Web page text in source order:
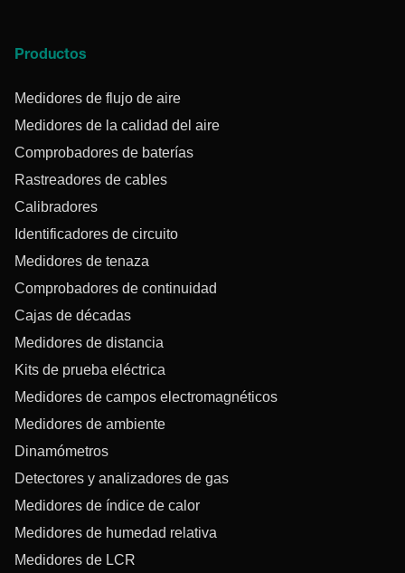
Productos
Medidores de flujo de aire
Medidores de la calidad del aire
Comprobadores de baterías
Rastreadores de cables
Calibradores
Identificadores de circuito
Medidores de tenaza
Comprobadores de continuidad
Cajas de décadas
Medidores de distancia
Kits de prueba eléctrica
Medidores de campos electromagnéticos
Medidores de ambiente
Dinamómetros
Detectores y analizadores de gas
Medidores de índice de calor
Medidores de humedad relativa
Medidores de LCR